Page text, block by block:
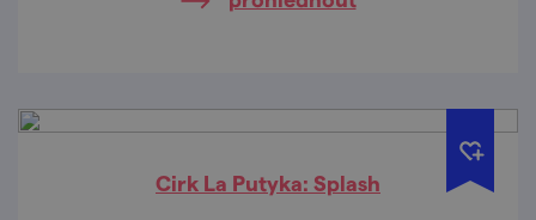
Cirk La Putyka: Splash